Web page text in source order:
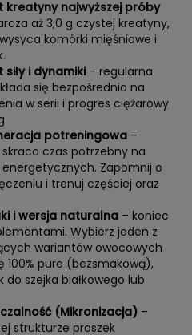
kreatyny najwyższej próby
aż 3,0 g czystej kreatyny,
komórki mięśniowe i
i dynamiki – regularna
się bezpośrednio na
w serii i progres ciężarowy
potreningowa –
czas potrzebny na
Zapomnij o
i trenuj częściej oraz
i wersja naturalna – koniec
Wybierz jeden z
wariantów owocowych
100% pure (bezsmakową),
szejka białkowego lub
(Mikronizacja) –
strukturze proszek